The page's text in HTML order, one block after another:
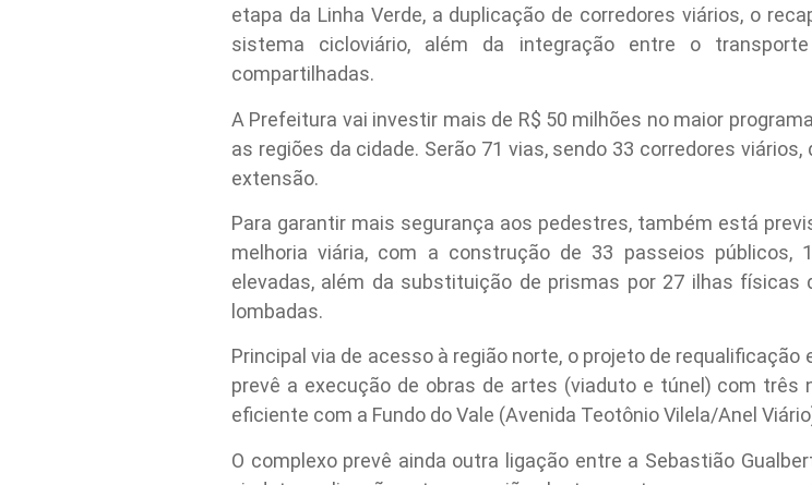
etapa da Linha Verde, a duplicação de corredores viários, o
sistema cicloviário, além da integração entre o
compartilhadas.
A Prefeitura vai investir mais de R$ 50 milhões no maior
as regiões da cidade. Serão 71 vias, sendo 33 corredores
extensão.
Para garantir mais segurança aos pedestres, também está
melhoria viária, com a construção de 33 passeios públicos,
elevadas, além da substituição de prismas por 27 ilhas
lombadas.
Principal via de acesso à região norte, o projeto de
prevê a execução de obras de artes (viaduto e túnel) com
eficiente com a Fundo do Vale (Avenida Teotônio Vilela/Anel
O complexo prevê ainda outra ligação entre a Sebastião